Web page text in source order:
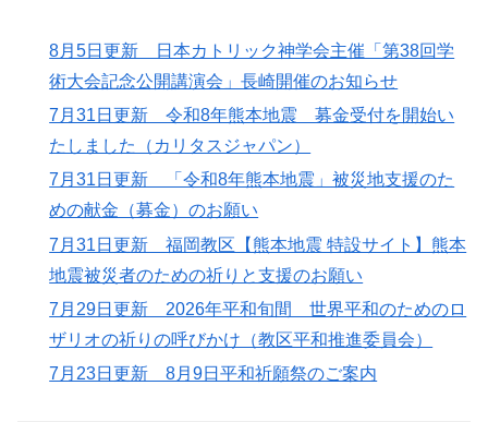
8月5日更新 日本カトリック神学会主催「第38回学
術大会記念公開講演会」長崎開催のお知らせ
7月31日更新 令和8年熊本地震 募金受付を開始い
たしました（カリタスジャパン）
7月31日更新 「令和8年熊本地震」被災地支援のた
めの献金（募金）のお願い
7月31日更新 福岡教区【熊本地震 特設サイト】熊本
地震被災者のための祈りと支援のお願い
7月29日更新 2026年平和旬間 世界平和のためのロ
ザリオの祈りの呼びかけ（教区平和推進委員会）
7月23日更新 8月9日平和祈願祭のご案内